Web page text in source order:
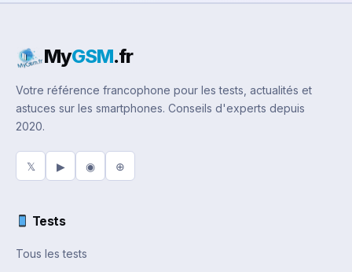
MyGSM.fr
Votre référence francophone pour les tests, actualités et
astuces sur les smartphones. Conseils d'experts depuis
2020.
𝕏 ▶ ◉ ⊕
Tests
Tous les tests